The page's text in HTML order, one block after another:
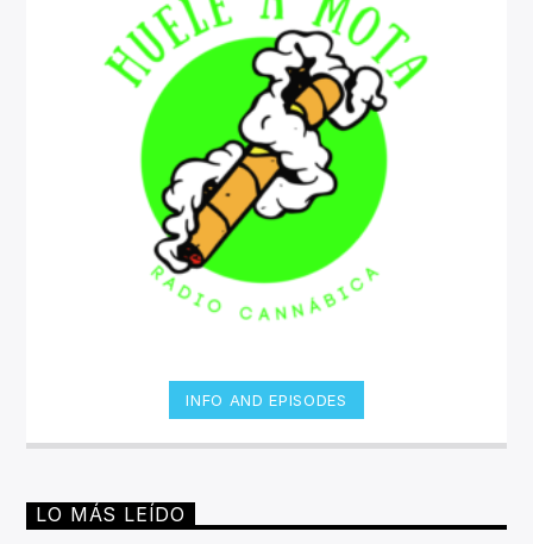
INFO AND EPISODES
LO MÁS LEÍDO